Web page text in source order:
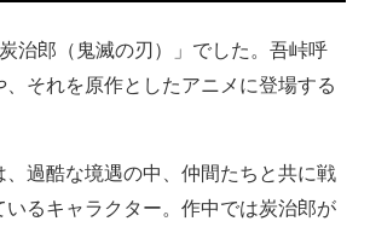
治郎（鬼滅の刃）」でした。吾峠呼
それを原作としたアニメに登場する
過酷な境遇の中、仲間たちと共に戦
いるキャラクター。作中では炭治郎が